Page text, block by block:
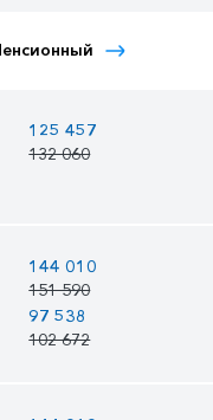
125 457
132 060
144 010
151 590
97 538
102 672